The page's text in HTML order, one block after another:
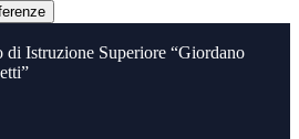
di Istruzione Superiore “Giordano